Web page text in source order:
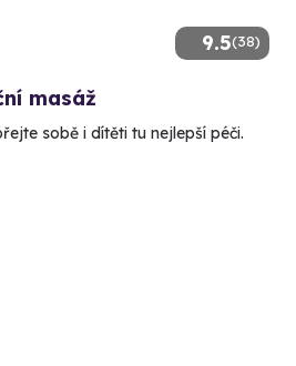
9.5(38)
masáž
sobě i dítěti tu nejlepší péči.